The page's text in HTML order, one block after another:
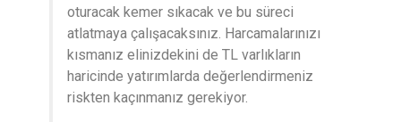
oturacak kemer sıkacak ve bu süreci
atlatmaya çalışacaksınız. Harcamalarınızı
kısmanız elinizdekini de TL varlıkların
haricinde yatırımlarda değerlendirmeniz
riskten kaçınmanız gerekiyor.